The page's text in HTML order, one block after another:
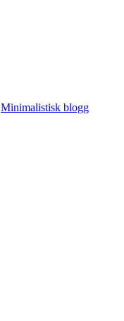
Minimalistisk blogg